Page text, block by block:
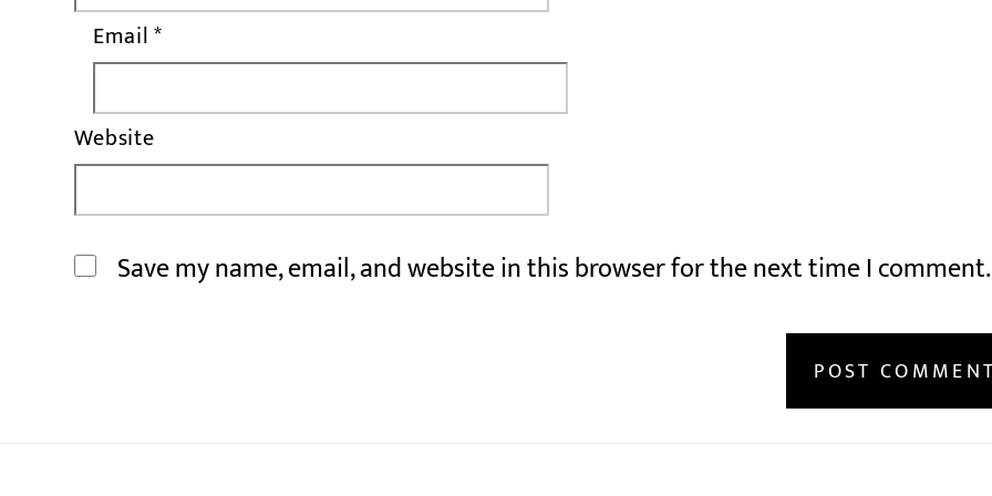
Email*
Website
Save my name, email, and website in this browser for the next time I comment.